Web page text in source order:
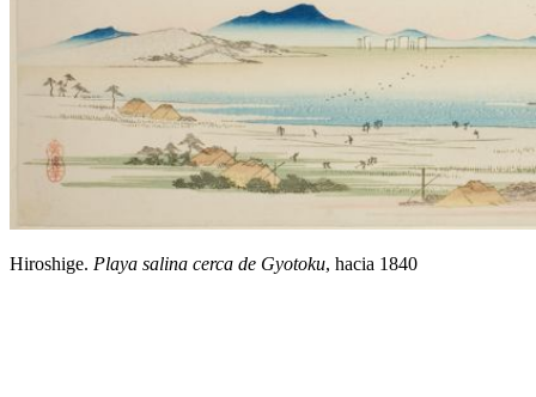
Hiroshige. Playa salina cerca de Gyotoku, hacia 1840